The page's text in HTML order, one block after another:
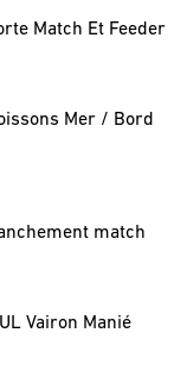
Match Et Feeder
Mer / Bord
match
Vairon Manié